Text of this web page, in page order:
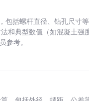
包括螺杆直径、钻孔尺寸
和典型数值（如混凝土强
参考。